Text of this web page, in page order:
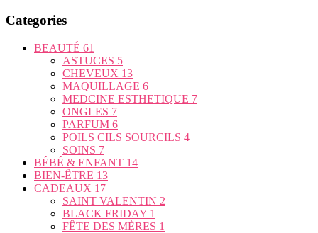
Categories
BEAUTÉ 61
ASTUCES 5
CHEVEUX 13
MAQUILLAGE 6
MEDCINE ESTHETIQUE 7
ONGLES 7
PARFUM 6
POILS CILS SOURCILS 4
SOINS 7
BÉBÉ & ENFANT 14
BIEN-ÊTRE 13
CADEAUX 17
SAINT VALENTIN 2
BLACK FRIDAY 1
FÊTE DES MÈRES 1